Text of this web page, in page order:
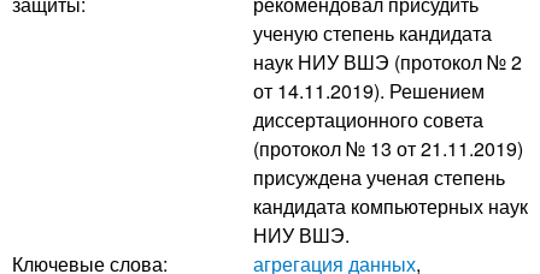
ученую степень кандидата
наук НИУ ВШЭ (протокол № 2
от 14.11.2019). Решением
диссертационного совета
(протокол № 13 от 21.11.2019)
присуждена ученая степень
кандидата компьютерных наук
НИУ ВШЭ.
Ключевые слова:
агрегация данных,